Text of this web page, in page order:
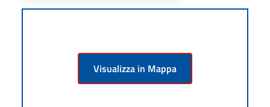
Visualizza in Mappa